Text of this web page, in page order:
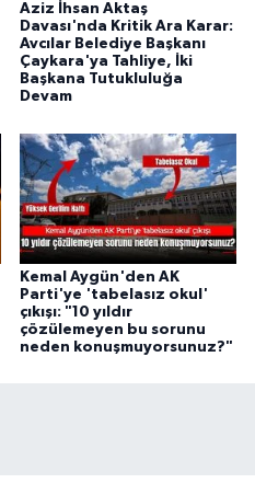
Aziz İhsan Aktaş
Davası'nda Kritik Ara Karar:
Avcılar Belediye Başkanı
Çaykara'ya Tahliye, İki
Başkana Tutukluluğa
Devam
Kemal Aygün'den AK
Parti'ye 'tabelasız okul'
çıkışı: "10 yıldır
çözülemeyen bu sorunu
neden konuşmuyorsunuz?"